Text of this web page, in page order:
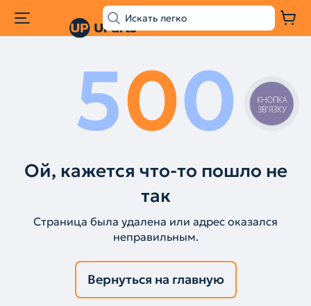
500
Ой, кажется что-то пошло не
так
Страница была удалена или адрес оказался
неправильным.
Вернуться на главную
КНОПКА
ЗВ'ЯЗКУ